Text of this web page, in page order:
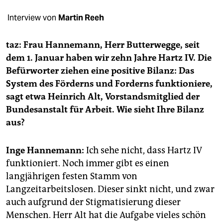
fragen & hilfe
abo
genossenschaft
epaper login
Interview von Martin Reeh
taz: Frau Hannemann, Herr Butterwegge, seit
dem 1. Januar haben wir zehn Jahre Hartz IV. Die
Befürworter ziehen eine positive Bilanz: Das
System des Förderns und Forderns funktioniere,
sagt etwa Heinrich Alt, Vorstandsmitglied der
Bundesanstalt für Arbeit. Wie sieht Ihre Bilanz
aus?
Inge Hannemann: Ich sehe nicht, dass Hartz IV
funktioniert. Noch immer gibt es einen
langjährigen festen Stamm von
Langzeitarbeitslosen. Dieser sinkt nicht, und zwar
auch aufgrund der Stigmatisierung dieser
Menschen. Herr Alt hat die Aufgabe vieles schön